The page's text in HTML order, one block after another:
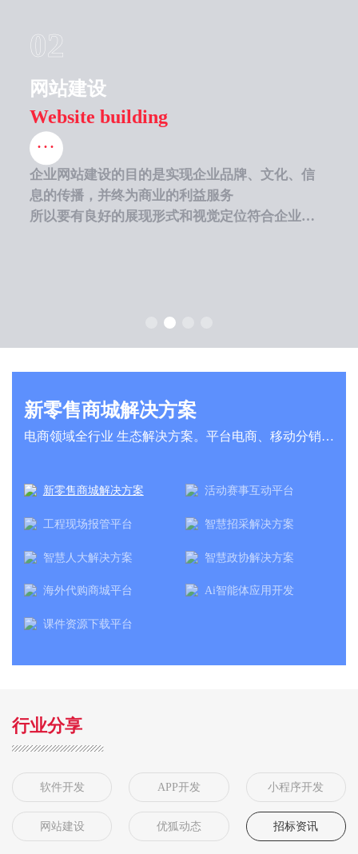
02
网站建设
Website building
...
企业网站建设的目的是实现企业品牌、文化、信
息的传播，并终为商业的利益服务
所以要有良好的展现形式和视觉定位符合企业的
新零售商城解决方案
电商领域全行业 生态解决方案。平台电商、移动分销、小程序、企业商城...您的电商需求，优狐云力帮您实现
新零售商城解决方案 活动赛事互动平台
工程现场报管平台 智慧招采解决方案
智慧人大解决方案 智慧政协解决方案
海外代购商城平台 Ai智能体应用开发
课件资源下载平台
行业分享
软件开发 APP开发 小程序开发
网站建设 优狐动态 招标资讯